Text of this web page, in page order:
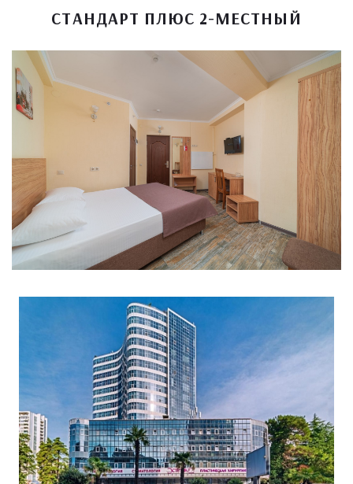
СТАНДАРТ ПЛЮС 2-МЕСТНЫЙ